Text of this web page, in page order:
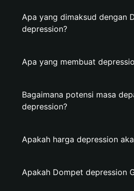
Apa yang dimaksud dengan
depression?
Apa yang membuat
Bagaimana potensi masa
depression?
Apakah harga depression
Apakah Dompet depression